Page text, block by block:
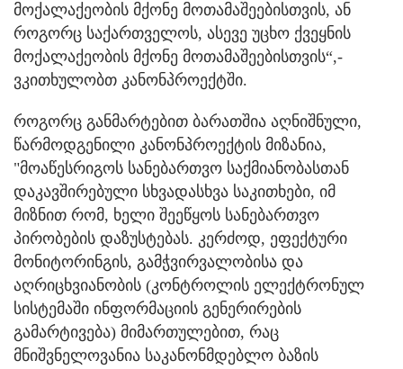
მოქალაქეობის მქონე მოთამაშეებისთვის, ან
როგორც საქართველოს, ასევე უცხო ქვეყნის
მოქალაქეობის მქონე მოთამაშეებისთვის“,-
ვკითხულობთ კანონპროექტში.
როგორც განმარტებით ბარათშია აღნიშნული,
წარმოდგენილი კანონპროექტის მიზანია,
"მოაწესრიგოს სანებართვო საქმიანობასთან
დაკავშირებული სხვადასხვა საკითხები, იმ
მიზნით რომ, ხელი შეეწყოს სანებართვო
პირობების დაზუსტებას. კერძოდ, ეფექტური
მონიტორინგის, გამჭვირვალობისა და
აღრიცხვიანობის (კონტროლის ელექტრონულ
სისტემაში ინფორმაციის გენერირების
გამარტივება) მიმართულებით, რაც
მნიშვნელოვანია საკანონმდებლო ბაზის